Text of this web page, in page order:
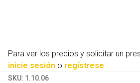
Para ver los precios y solicitar un
inicie sesión o regístrese.
SKU: 1.10.06